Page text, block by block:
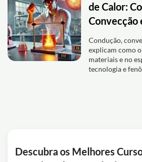
de Calor:
Convecção
Condução,
explicam como
materiais e no
tecnologia e
Descubra os Melhores